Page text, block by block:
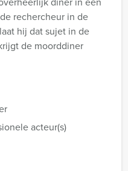
rechercheur in de
hij dat sujet in de
de moorddiner
acteur(s)